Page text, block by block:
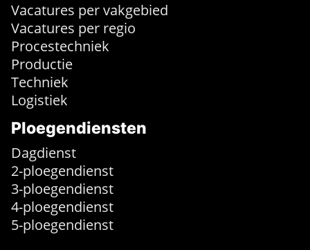
Vacatures per vakgebied
Vacatures per regio
Procestechniek
Productie
Techniek
Logistiek
Ploegendiensten
Dagdienst
2-ploegendienst
3-ploegendienst
4-ploegendienst
5-ploegendienst